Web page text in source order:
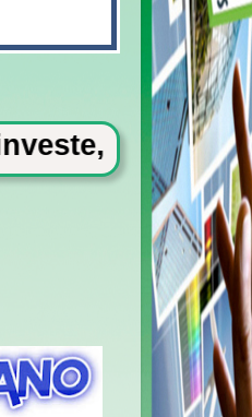
l'ultima gara
perdono ai